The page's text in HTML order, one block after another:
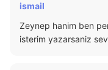
ismail
Zeynep hanim ben
isterim yazarsaniz